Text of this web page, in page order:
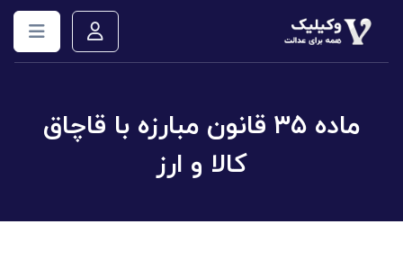
ماده ۳۵ قانون مبارزه با قاچاق
کالا و ارز